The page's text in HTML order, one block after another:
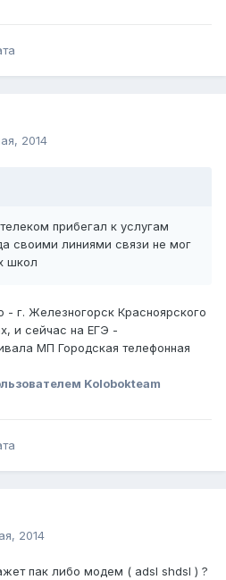
2014
прибегал к услугам
своими линиями связи не мог
школ
- г. Железногорск Красноярского
и сейчас на ЕГЭ -
МП Городская телефонная
Kolobokteam
2014
пак либо модем ( adsl shdsl ) ?